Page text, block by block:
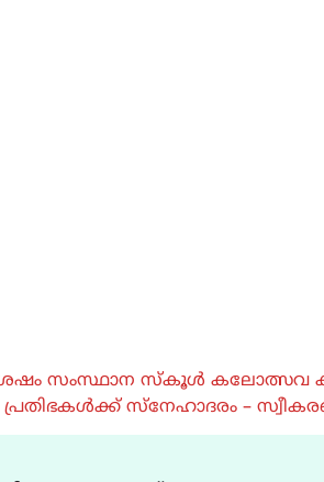
സംസ്ഥാന സ്കൂൾ കലോത്സവ
പ്രതിഭകൾക്ക് സ്നേഹാദരം –